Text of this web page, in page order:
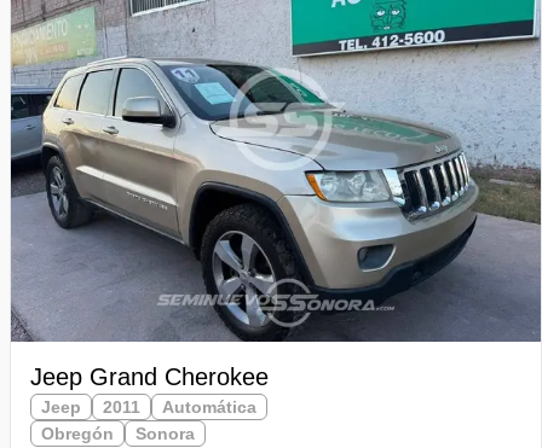
Jeep Grand Cherokee
Jeep 2011
Automática
Obregón
Sonora